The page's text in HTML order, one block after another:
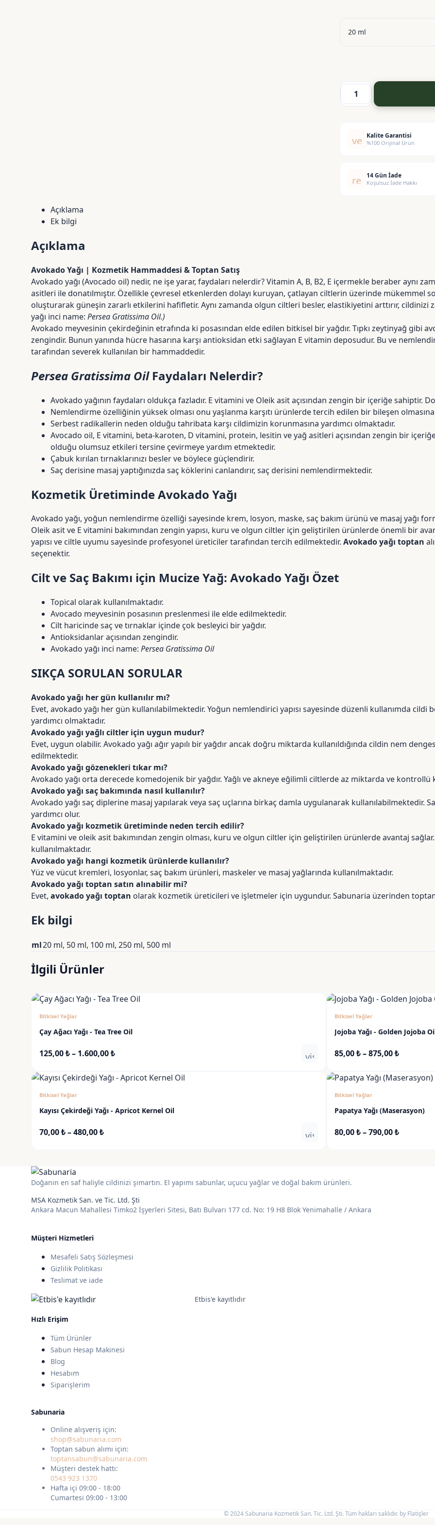
Avokado
Avocado
verified
Kalite Garantisi
%100 Orijinal Ürün
replay14 Gün İade
Koşulsuz İade Hakkı
Açıklama
Ek bilgi
Açıklama
Avokado Yağı | Kozmetik Hammaddesi & Toptan Satış
Avokado yağı (Avocado oil) nedir, ne işe yarar, faydaları nelerdir? Vitamin A, B, B2, E içermekle beraber aynı
asitleri ile donatılmıştır. Özellikle çevresel etkenlerden dolayı kuruyan, çatlayan ciltlerin üzerinde mükemmel
oluşturarak güneşin zararlı etkilerini hafifletir. Aynı zamanda olgun ciltleri besler, elastikiyetini arttırır, cildinizi
yağı inci name: Persea Gratissima Oil.)
Avokado meyvesinin çekirdeğinin etrafında ki posasından elde edilen bitkisel bir yağdır. Tıpkı zeytinyağ gibi
zengindir. Bunun yanında hücre hasarına karşı antioksidan etki sağlayan E vitamin deposudur. Bu ve
tarafından severek kullanılan bir hammaddedir.
Persea Gratissima Oil Faydaları Nelerdir?
Avokado yağının faydaları oldukça fazladır. E vitamini ve Oleik asit açısından zengin bir içeriğe sahiptir.
Nemlendirme özelliğinin yüksek olması onu yaşlanma karşıtı ürünlerde tercih edilen bir bileşen
Serbest radikallerin neden olduğu tahribata karşı cildimizin korunmasına yardımcı olmaktadır.
Avocado oil, E vitamini, beta-karoten, D vitamini, protein, lesitin ve yağ asitleri açısından zengin bir içeriğe
olduğu olumsuz etkileri tersine çevirmeye yardım etmektedir.
Çabuk kırılan tırnaklarınızı besler ve böylece güçlendirir.
Saç derisine masaj yaptığınızda saç köklerini canlandırır, saç derisini nemlendirmektedir.
Kozmetik Üretiminde Avokado Yağı
Avokado yağı, yoğun nemlendirme özelliği sayesinde krem, losyon, maske, saç bakım ürünü ve masaj yağı
Oleik asit ve E vitamini bakımından zengin yapısı, kuru ve olgun ciltler için geliştirilen ürünlerde önemli bir
yapısı ve ciltle uyumu sayesinde profesyonel üreticiler tarafından tercih edilmektedir. Avokado yağı toptan
seçenektir.
Cilt ve Saç Bakımı için Mucize Yağ: Avokado Yağı Özet
Topical olarak kullanılmaktadır.
Avocado meyvesinin posasının preslenmesi ile elde edilmektedir.
Cilt haricinde saç ve tırnaklar içinde çok besleyici bir yağdır.
Antioksidanlar açısından zengindir.
Avokado yağı inci name: Persea Gratissima Oil
SIKÇA SORULAN SORULAR
Avokado yağı her gün kullanılır mı?
Evet, avokado yağı her gün kullanılabilmektedir. Yoğun nemlendirici yapısı sayesinde düzenli kullanımda
yardımcı olmaktadır.
Avokado yağı yağlı ciltler için uygun mudur?
Evet, uygun olabilir. Avokado yağı ağır yapılı bir yağdır ancak doğru miktarda kullanıldığında cildin nem
edilmektedir.
Avokado yağı gözenekleri tıkar mı?
Avokado yağı orta derecede komedojenik bir yağdır. Yağlı ve akneye eğilimli ciltlerde az miktarda ve kontrollü
Avokado yağı saç bakımında nasıl kullanılır?
Avokado yağı saç diplerine masaj yapılarak veya saç uçlarına birkaç damla uygulanarak kullanılabilmektedir.
yardımcı olur.
Avokado yağı kozmetik üretiminde neden tercih edilir?
E vitamini ve oleik asit bakımından zengin olması, kuru ve olgun ciltler için geliştirilen ürünlerde avantaj
kullanılmaktadır.
Avokado yağı hangi kozmetik ürünlerde kullanılır?
Yüz ve vücut kremleri, losyonlar, saç bakım ürünleri, maskeler ve masaj yağlarında kullanılmaktadır.
Avokado yağı toptan satın alınabilir mi?
Evet, avokado yağı toptan olarak kozmetik üreticileri ve işletmeler için uygundur. Sabunaria üzerinden
Ek bilgi
ml20 ml, 50 ml, 100 ml, 250 ml, 500 ml
İlgili Ürünler
Bitkisel Yağlar
Çay Ağacı Yağı - Tea Tree Oil
125,00₺– 1.600,00₺Fiyat
125,00 ₺
visibility
Bitkisel Yağlar
Jojoba Yağı - Golden Jojoba
85,00₺–875,00₺Fiyat
85,00 ₺
Bitkisel Yağlar
Kayısı Çekirdeği Yağı - Apricot Kernel Oil
70,00₺–480,00₺Fiyat
480,00 ₺
visibility
Bitkisel Yağlar
Papatya Yağı (Maserasyon)
80,00₺–790,00₺Fiyat
Doğanın en saf haliyle cildinizi şımartın. El yapımı sabunlar, uçucu yağlar ve doğal bakım ürünleri.
MSA Kozmetik San. ve Tic. Ltd. Şti
Ankara Macun Mahallesi Timko2 İşyerleri Sitesi, Batı Bulvarı 177 cd. No: 19 H8 Blok Yenimahalle / Ankara
Müşteri Hizmetleri
Mesafeli Satış Sözleşmesi
Gizlilik Politikası
Teslimat ve iade
Etbis'e kayıtlıdır
Hızlı Erişim
Tüm Ürünler
Sabun Hesap Makinesi
Blog
Hesabım
Siparişlerim
Sabunaria
Online alışveriş için:
shop@sabunaria.com
Toptan sabun alımı için:
toptansabun@sabunaria.com
Müşteri destek hattı:
0543 923 1370
Hafta içi 09:00 - 18:00
Cumartesi 09:00 - 13:00
© 2024 Sabunaria Kozmetik San. Tic. Ltd. Şti. Tüm hakları saklıdır. by Flatişler